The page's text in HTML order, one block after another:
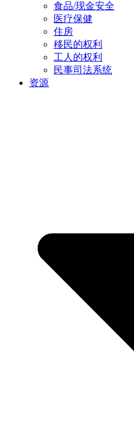
食品/现金安全
医疗保健
住房
移民的权利
工人的权利
民事司法系统
资源